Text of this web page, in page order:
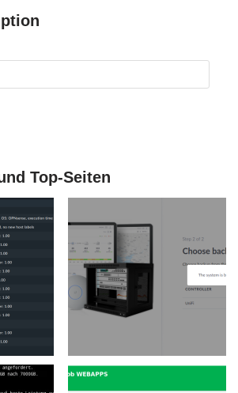
Top-Seiten